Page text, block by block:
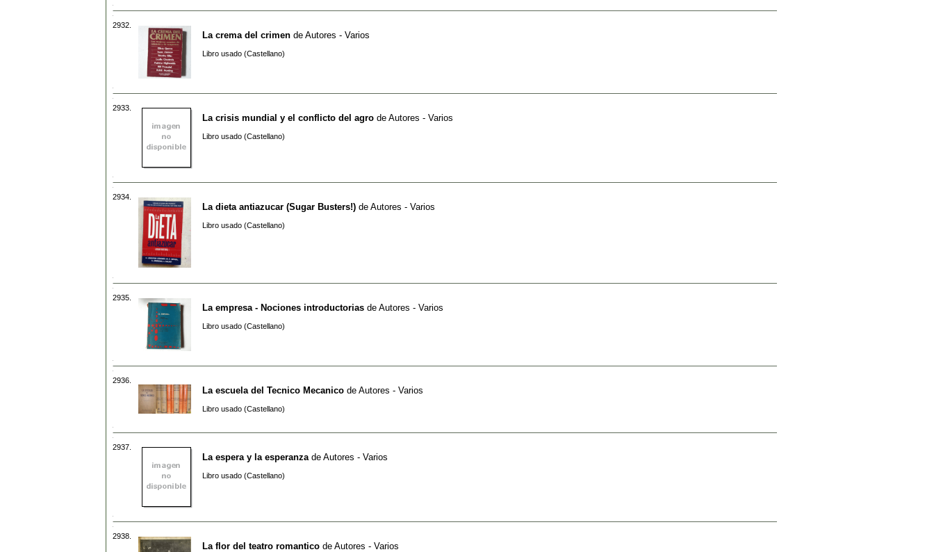
2932.
La crema del crimen de Autores - Varios
Libro usado (Castellano)
2933.
La crisis mundial y el conflicto del agro de Autores - Varios
Libro usado (Castellano)
2934.
La dieta antiazucar (Sugar Busters!) de Autores - Varios
Libro usado (Castellano)
2935.
La empresa - Nociones introductorias de Autores - Varios
Libro usado (Castellano)
2936.
La escuela del Tecnico Mecanico de Autores - Varios
Libro usado (Castellano)
2937.
La espera y la esperanza de Autores - Varios
Libro usado (Castellano)
2938.
La flor del teatro romantico de Autores - Varios